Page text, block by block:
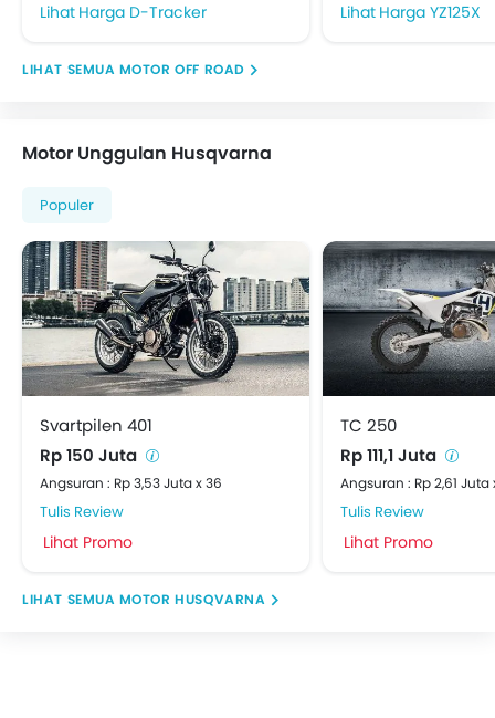
Harga D-Tracker Harga YZ125X
MOTOR OFF ROAD
Motor Unggulan Husqvarna
Populer
Svartpilen 401
Rp 150 Juta
Angsuran : Rp 3,53 Juta x 36
Tulis Review
Lihat Promo
TC 250
Rp 111,1 Juta
Angsuran : Rp 2,61 Juta
Tulis Review
Lihat Promo
MOTOR HUSQVARNA